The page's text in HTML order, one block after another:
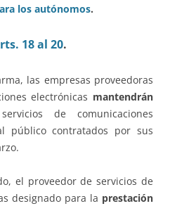
los autónomos.
18 al 20.
las empresas proveedoras
electrónicas mantendrán
de comunicaciones
público contratados por sus
el proveedor de servicios de
designado para la prestación